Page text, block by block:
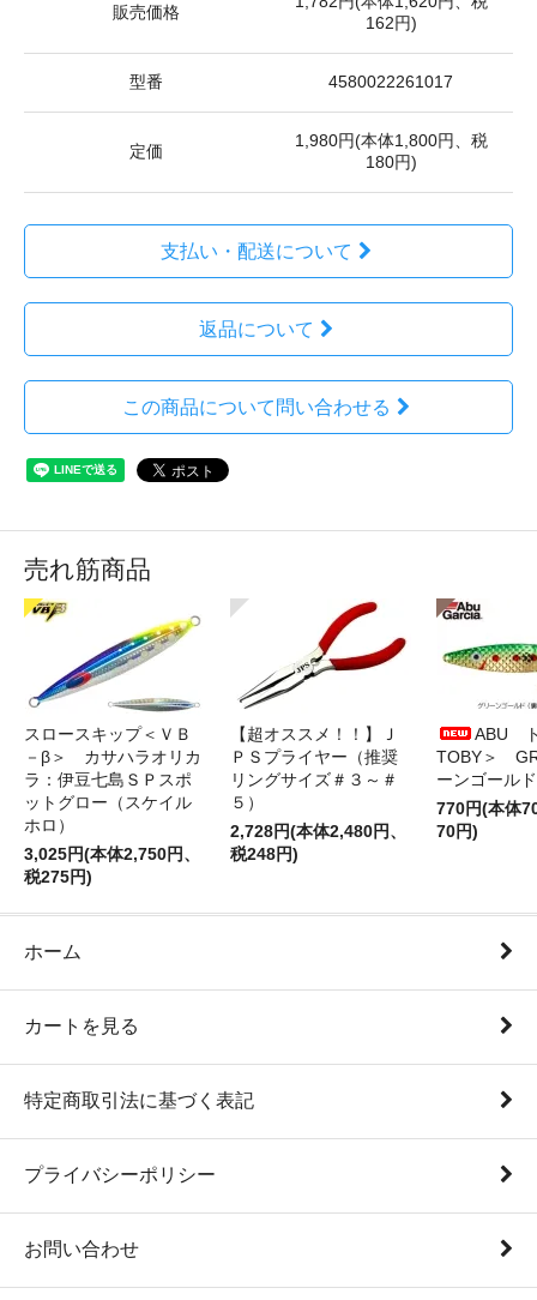
販売価格
162円)
型番 4580022261017
定価
1,980円(本体1,800円、税
180円)
支払い・配送について
返品について
この商品について問い合わせる
売れ筋商品
スロースキップ＜ＶＢ
－β＞ カサハラオリカ
ラ：伊豆七島ＳＰスポ
ットグロー（スケイル
ホロ）
3,025円(本体2,750円、
税275円)
【超オススメ！！】Ｊ
ＰＳプライヤー（推奨
リングサイズ＃３～＃
５）
2,728円(本体2,480円、
税248円)
ABU
TOBY＞
ーンゴールド
770円(本体
70円)
ホーム
カートを見る
特定商取引法に基づく表記
プライバシーポリシー
お問い合わせ